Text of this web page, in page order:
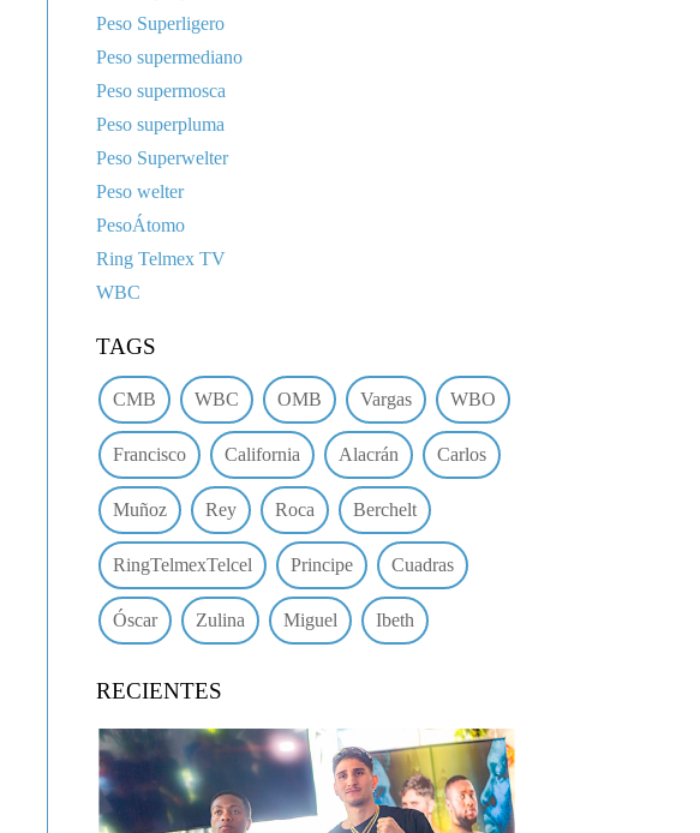
Peso Superligero
Peso supermediano
Peso supermosca
Peso superpluma
Peso Superwelter
Peso welter
PesoÁtomo
Ring Telmex TV
WBC
TAGS
CMB WBC OMB Vargas WBO
Francisco California Alacrán Carlos
Muñoz Rey Roca Berchelt
RingTelmexTelcel Principe Cuadras
Óscar Zulina Miguel Ibeth
RECIENTES